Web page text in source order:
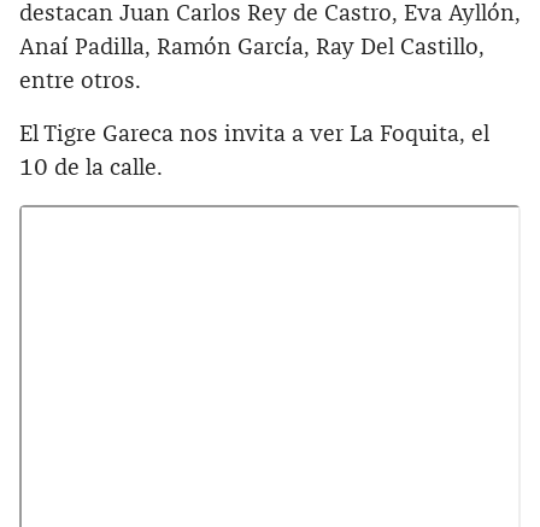
destacan Juan Carlos Rey de Castro, Eva Ayllón,
Anaí Padilla, Ramón García, Ray Del Castillo,
entre otros.
El Tigre Gareca nos invita a ver La Foquita, el
10 de la calle.